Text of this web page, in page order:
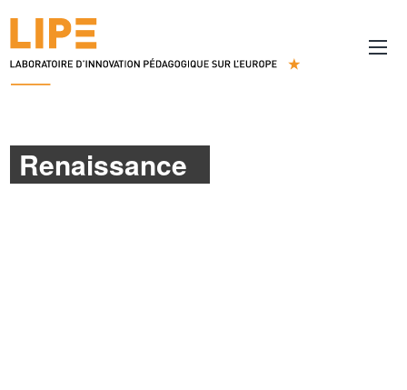
Renaissance